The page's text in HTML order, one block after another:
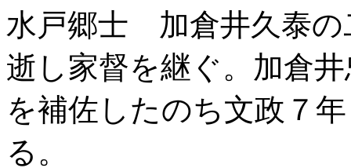
水戸郷士 加倉井久泰の
逝し家督を継ぐ。加倉
を補佐したのち文政７
る。